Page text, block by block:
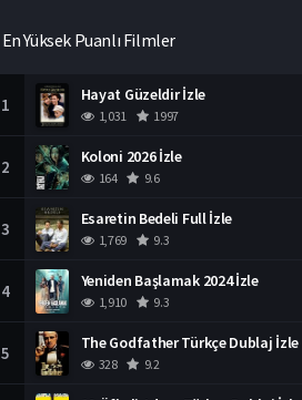
En Yüksek Puanlı Filmler
1 Hayat Güzeldir İzle
1,031 1997
2 Koloni 2026 İzle
164 9.6
3 Esaretin Bedeli Full İzle
1,769 9.3
4 Yeniden Başlamak 2024 İzle
1,910 9.3
5 The Godfather Türkçe Dublaj İzle
328 9.2